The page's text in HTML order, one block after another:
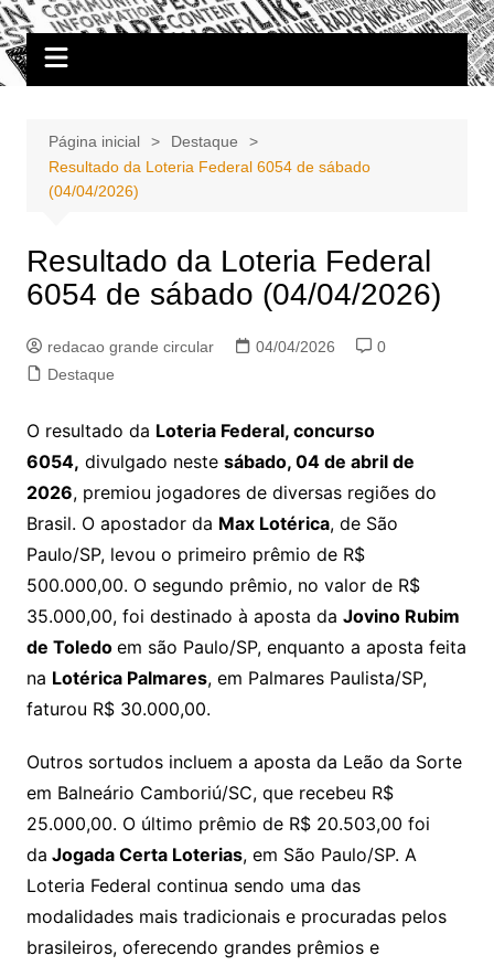
Ir
paraPortal Grande Circular
A zona Leste se encontra aqui!
Página inicial
Destaque
Resultado da Loteria Federal 6054 de sábado
(04/04/2026)
Resultado da Loteria Federal
6054 de sábado (04/04/2026)
redacao grande circular 04/04/2026
0
Destaque
O resultado da Loteria Federal, concurso
6054, divulgado neste sábado, 04 de abril de
2026, premiou jogadores de diversas regiões do
Brasil. O apostador da Max Lotérica, de São
Paulo/SP, levou o primeiro prêmio de R$
500.000,00. O segundo prêmio, no valor de R$
35.000,00, foi destinado à aposta da Jovino Rubim
de Toledo em são Paulo/SP, enquanto a aposta feita
na Lotérica Palmares, em Palmares Paulista/SP,
faturou R$ 30.000,00.
Outros sortudos incluem a aposta da Leão da Sorte
em Balneário Camboriú/SC, que recebeu R$
25.000,00. O último prêmio de R$ 20.503,00 foi
da Jogada Certa Loterias, em São Paulo/SP. A
Loteria Federal continua sendo uma das
modalidades mais tradicionais e procuradas pelos
brasileiros, oferecendo grandes prêmios e